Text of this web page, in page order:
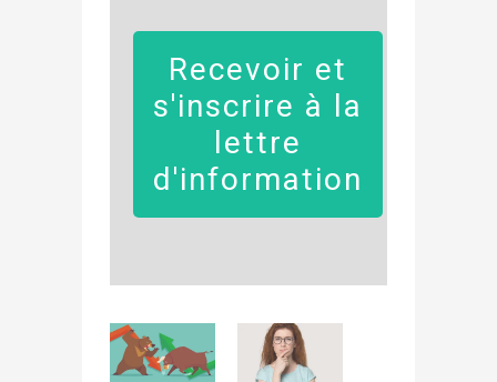
Recevoir et
s'inscrire à la
lettre
d'information